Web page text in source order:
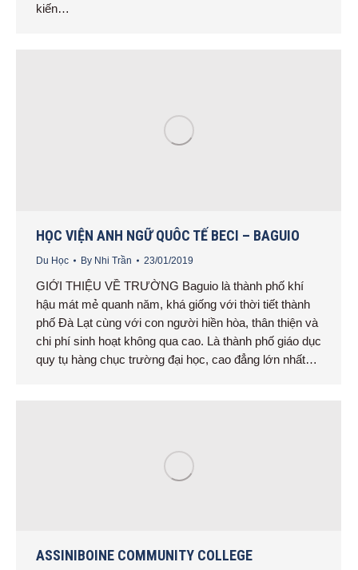
kiến…
HỌC VIỆN ANH NGỮ QUÔC TẾ BECI – BAGUIO
Du Học By Nhi Trần 23/01/2019
GIỚI THIỆU VỀ TRƯỜNG Baguio là thành phố khí
hậu mát mẻ quanh năm, khá giống với thời tiết thành
phố Đà Lạt cùng với con người hiền hòa, thân thiện và
chi phí sinh hoạt không qua cao. Là thành phố giáo dục
quy tụ hàng chục trường đại học, cao đẳng lớn nhất…
ASSINIBOINE COMMUNITY COLLEGE